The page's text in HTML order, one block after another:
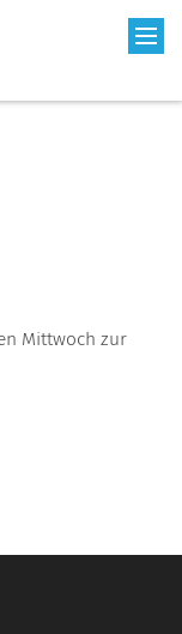
Mittwoch zur